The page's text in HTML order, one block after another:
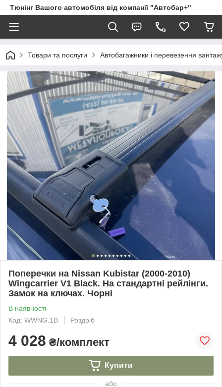
Тюнінг Вашого автомобіля від компанії "Автобар+"
Товари та послуги Автобагажники і перевезення
Поперечки на Nissan Kubistar (2000-2010)
Wingcarrier V1 Black. На стандартні рейлінги.
Замок на ключах. Чорні
В наявності
Код: WWNG.1B
Роздріб
4 028 ₴/комплект
Купити
або